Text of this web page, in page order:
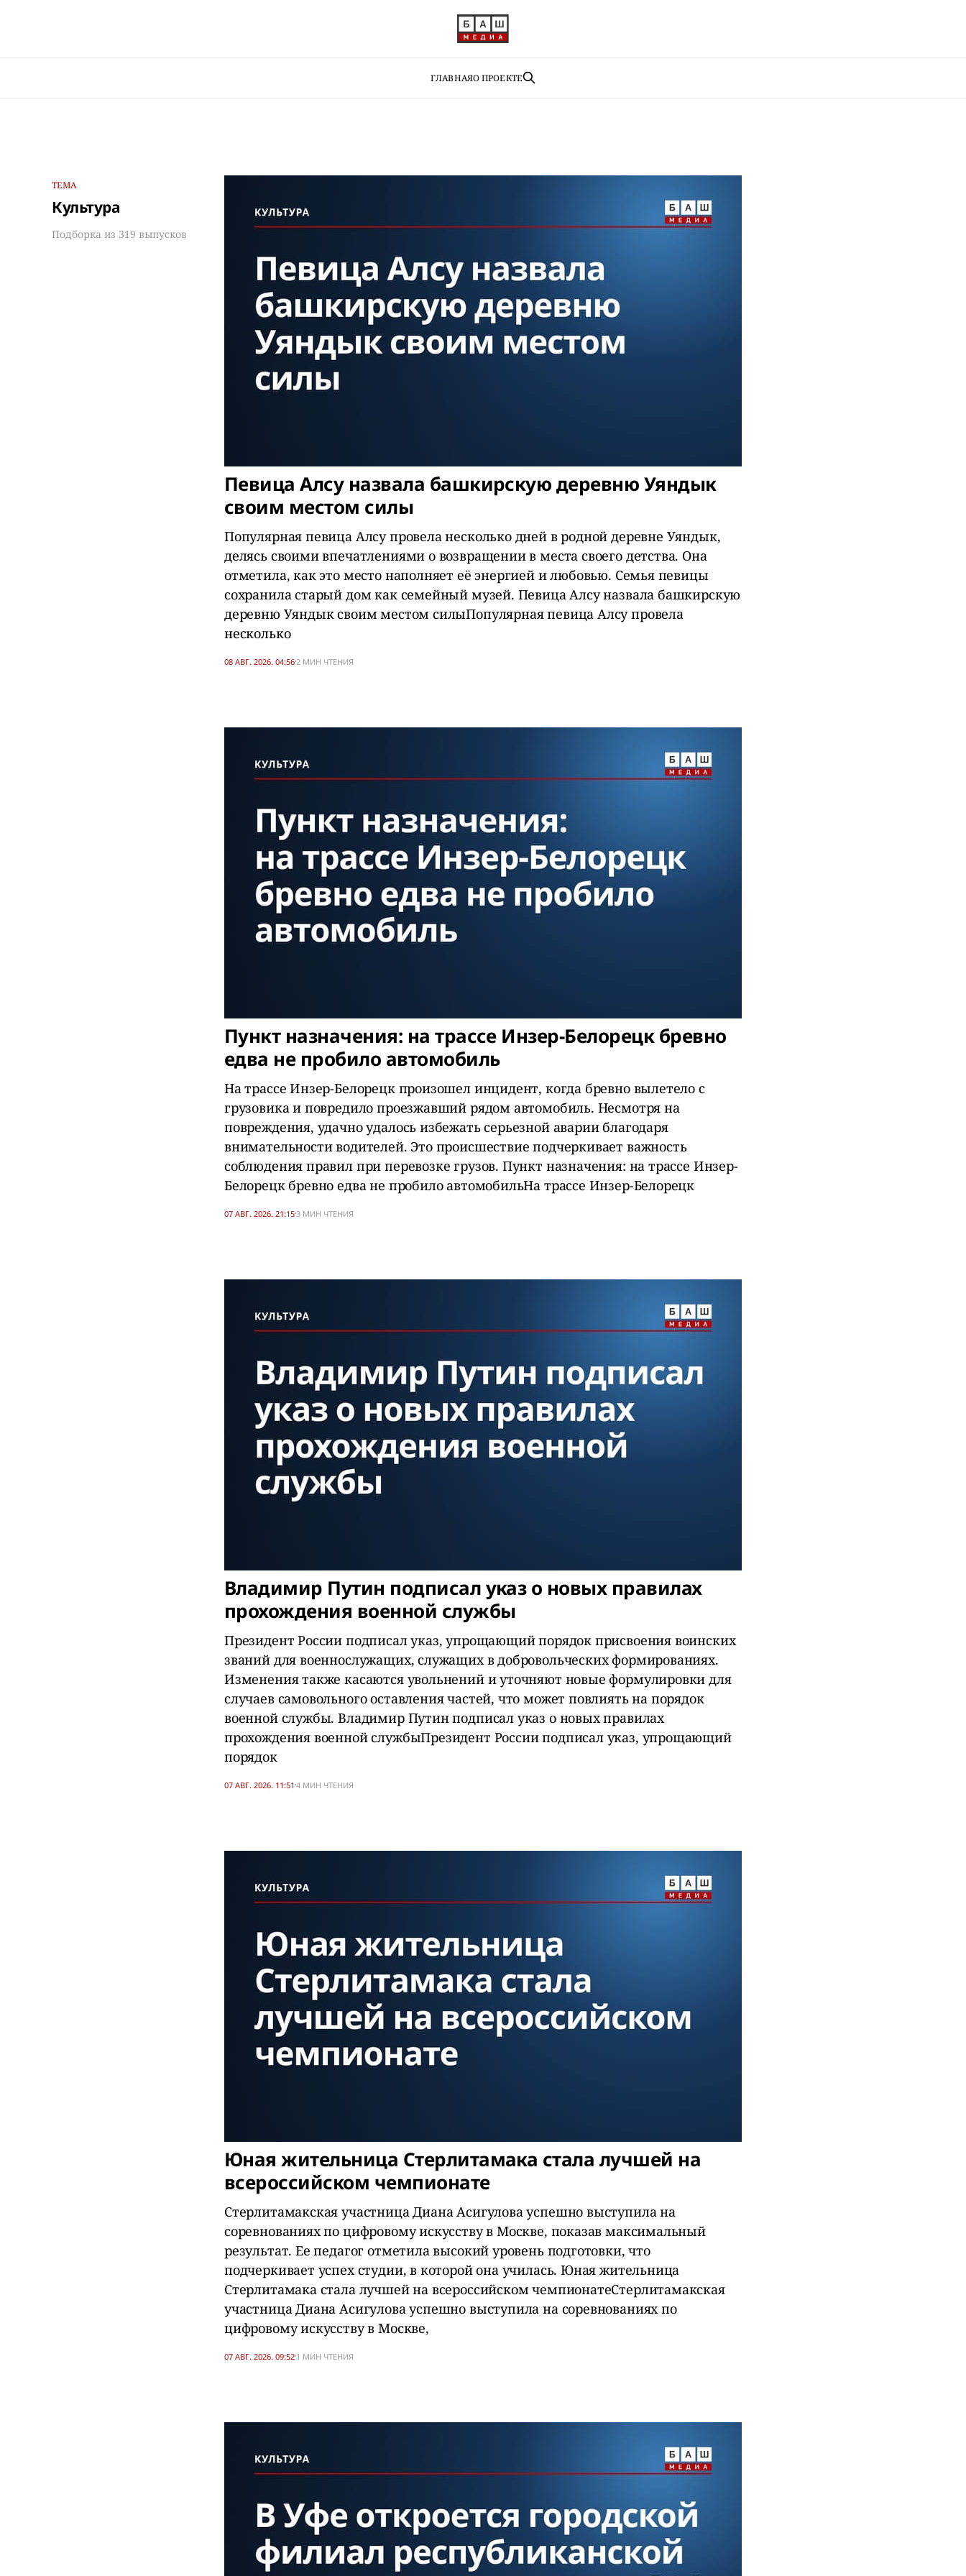
ГЛАВНАЯО ПРОЕКТЕ
ТЕМА
Культура
Подборка из 319 выпусков
Певица Алсу назвала башкирскую деревню Уяндык
своим местом силы
Популярная певица Алсу провела несколько дней в родной деревне Уяндык,
делясь своими впечатлениями о возвращении в места своего детства. Она
отметила, как это место наполняет её энергией и любовью. Семья певицы
сохранила старый дом как семейный музей. Певица Алсу назвала башкирскую
деревню Уяндык своим местом силыПопулярная певица Алсу провела
несколько
08 АВГ. 2026. 04:56 2 МИН ЧТЕНИЯ
Пункт назначения: на трассе Инзер-Белорецк бревно
едва не пробило автомобиль
На трассе Инзер-Белорецк произошел инцидент, когда бревно вылетело с
грузовика и повредило проезжавший рядом автомобиль. Несмотря на
повреждения, удачно удалось избежать серьезной аварии благодаря
внимательности водителей. Это происшествие подчеркивает важность
соблюдения правил при перевозке грузов. Пункт назначения: на трассе Инзер-
Белорецк бревно едва не пробило автомобильНа трассе Инзер-Белорецк
07 АВГ. 2026. 21:15 3 МИН ЧТЕНИЯ
Владимир Путин подписал указ о новых правилах
прохождения военной службы
Президент России подписал указ, упрощающий порядок присвоения воинских
званий для военнослужащих, служащих в добровольческих формированиях.
Изменения также касаются увольнений и уточняют новые формулировки для
случаев самовольного оставления частей, что может повлиять на порядок
военной службы. Владимир Путин подписал указ о новых правилах
прохождения военной службыПрезидент России подписал указ, упрощающий
порядок
07 АВГ. 2026. 11:51 4 МИН ЧТЕНИЯ
Юная жительница Стерлитамака стала лучшей на
всероссийском чемпионате
Стерлитамакская участница Диана Асигулова успешно выступила на
соревнованиях по цифровому искусству в Москве, показав максимальный
результат. Ее педагог отметила высокий уровень подготовки, что
подчеркивает успех студии, в которой она училась. Юная жительница
Стерлитамака стала лучшей на всероссийском чемпионатеСтерлитамакская
участница Диана Асигулова успешно выступила на соревнованиях по
цифровому искусству в Москве,
07 АВГ. 2026. 09:52 1 МИН ЧТЕНИЯ